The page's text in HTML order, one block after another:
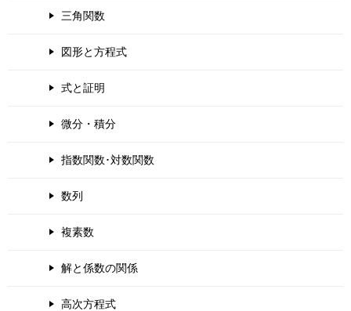
三角関数
図形と方程式
式と証明
微分・積分
指数関数･対数関数
数列
複素数
解と係数の関係
高次方程式